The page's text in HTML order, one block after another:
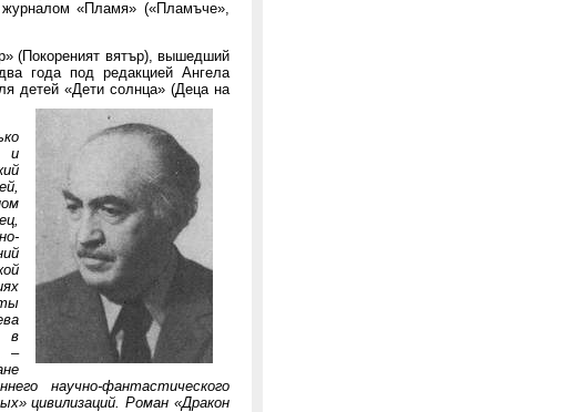
«Пламя» («Пламъче»,
(Покореният вятър), вышедший
года под редакцией Ангела
детей «Дети солнца» (Деца на
и
в
–
научно-фантастического
цивилизаций. Роман «Дракон